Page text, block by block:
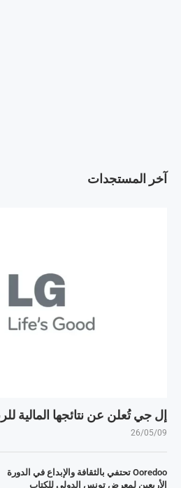
آخر المستجدات
إل جي تُعلن عن نتائجها المالية
26/05/09
Ooredoo تحتفي بالثقافة والإبداع في الدورة
الأربعين لمعرض تونس الدولي للكتاب